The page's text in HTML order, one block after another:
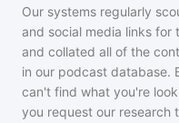
Our systems regularly
and social media links for
and collated all of the
in our podcast database.
can't find what you're
you request our research